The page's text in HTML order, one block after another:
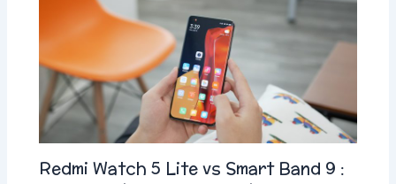
Redmi Watch 5 Lite vs Smart Band 9 :